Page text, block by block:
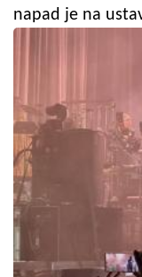
napad je na